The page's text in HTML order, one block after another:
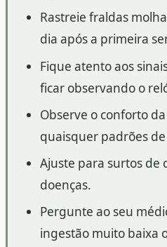
Rastreie fraldas
dia após a primeira
Fique atento aos
ficar observando o
Observe o conforto
quaisquer padrões
Ajuste para surtos de
doenças.
Pergunte ao seu
ingestão muito baixa